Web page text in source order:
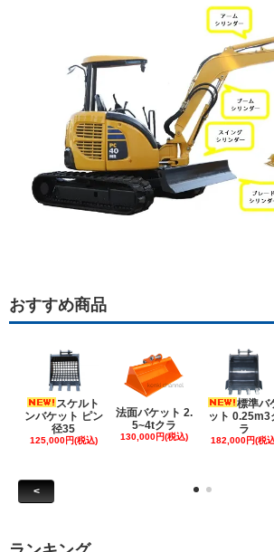
おすすめ商品
スケルト
ンバケット ピン
径35
125,000円(税込)
法面バケット 2.
5~4tクラ
130,000円(税込)
標準バ
ット 0.25m3
ラ
182,000円(税
<